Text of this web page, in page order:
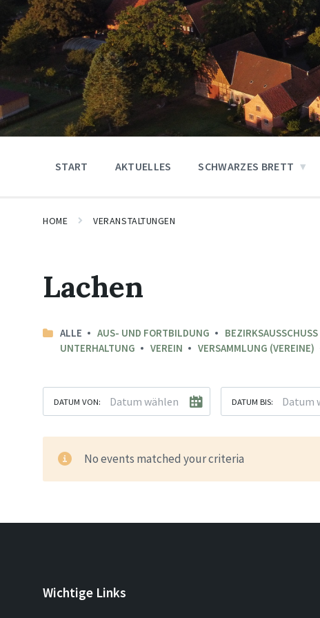
START AKTUELLES SCHWARZES BRETT
HOME VERANSTALTUNGEN
Lachen
ALLE AUS- UND FORTBILDUNG BEZIRKSAUSSCHUSS
UNTERHALTUNG
VEREIN VERSAMMLUNG (VEREINE)
DATUM VON: DATUM BIS:
No events matched your criteria
Wichtige Links